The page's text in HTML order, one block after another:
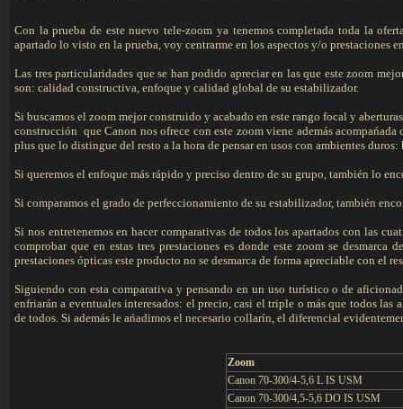
Con la prueba de este nuevo tele-zoom ya tenemos completada toda la
apartado lo visto en la prueba, voy centrarme en los aspectos y/o prestaciones
Las tres particularidades que se han podido apreciar en las que este zoom
son: calidad constructiva, enfoque y calidad global de su estabilizador.
Si buscamos el zoom mejor construido y acabado en este rango focal y
construcción que Canon nos ofrece con este zoom viene además
plus que lo distingue del resto a la hora de pensar en usos con ambientes
Si queremos el enfoque más rápido y preciso dentro de su grupo, también lo
Si comparamos el grado de perfeccionamiento de su estabilizador, también
Si nos entretenemos en hacer comparativas de todos los apartados con las
comprobar que en estas tres prestaciones es donde este zoom se
prestaciones ópticas este producto no se desmarca de forma apreciable con el
Siguiendo con esta comparativa y pensando en un uso turístico o de
enfriarán a eventuales interesados: el precio, casi el triple o más que todos las
de todos. Si además le ańadimos el necesario collarín, el diferencial
Zoom
Canon 70-300/4-5,6 L IS USM
Canon 70-300/4,5-5,6 DO IS USM